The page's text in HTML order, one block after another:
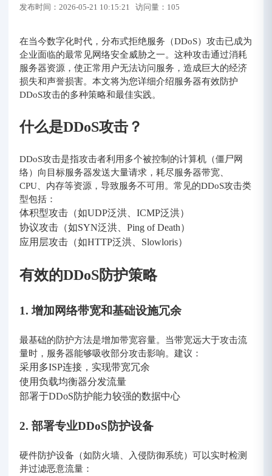
发布时间：2026-05-21 10:15:21 访问量：105
在当今数字化时代，分布式拒绝服务（DDoS）攻击已成为
企业面临的最常见网络安全威胁之一。这种攻击通过消耗
服务器资源，使正常用户无法访问服务，造成巨大的经济
损失和声誉损害。本文将为您详细介绍服务器有效防护
DDoS攻击的多种策略和最佳实践。
什么是DDoS攻击？
DDoS攻击是指攻击者利用多个被控制的计算机（僵尸网
络）向目标服务器发送大量请求，耗尽服务器带宽、
CPU、内存等资源，导致服务不可用。常见的DDoS攻击类
型包括：
体积型攻击（如UDP泛洪、ICMP泛洪）
协议攻击（如SYN泛洪、Ping of Death）
应用层攻击（如HTTP泛洪、Slowloris）
有效的DDoS防护策略
1. 增加网络带宽和基础设施冗余
最基础的防护方法是增加带宽容量。当带宽远大于攻击流
量时，服务器能够吸收部分攻击影响。建议：
采用多ISP连接，实现带宽冗余
使用负载均衡器分发流量
部署于DDoS防护能力较强的数据中心
2. 部署专业DDoS防护设备
硬件防护设备（如防火墙、入侵防御系统）可以实时检测
并过滤恶意流量：